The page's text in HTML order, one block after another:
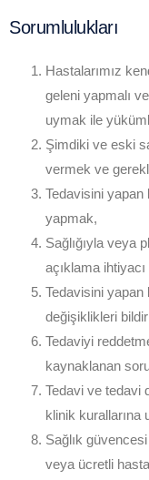
Sorumlulukları
Hastalarımız
geleni yapmalı
uymak ile
Şimdiki ve eski
vermek ve
Tedavisini
yapmak,
Sağlığıyla veya
açıklama
Tedavisini yapan
değişiklikleri
Tedaviyi
kaynaklanan
Tedavi ve tedavi
klinik kurallarına
Sağlık
veya ücretli